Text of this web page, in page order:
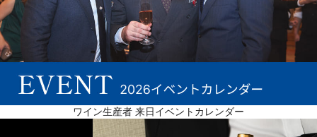
ワイン生産者 来日イベントカレンダー